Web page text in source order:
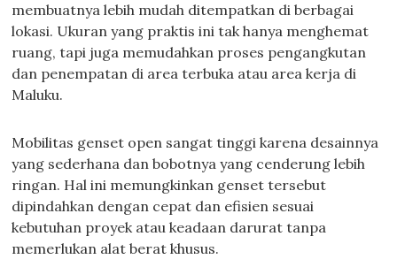
membuatnya lebih mudah ditempatkan di berbagai
lokasi. Ukuran yang praktis ini tak hanya menghemat
ruang, tapi juga memudahkan proses pengangkutan
dan penempatan di area terbuka atau area kerja di
Maluku.
Mobilitas genset open sangat tinggi karena desainnya
yang sederhana dan bobotnya yang cenderung lebih
ringan. Hal ini memungkinkan genset tersebut
dipindahkan dengan cepat dan efisien sesuai
kebutuhan proyek atau keadaan darurat tanpa
memerlukan alat berat khusus.